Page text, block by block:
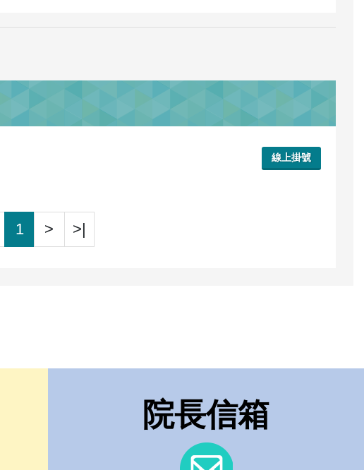
線上掛號
1 > >|
院長信箱